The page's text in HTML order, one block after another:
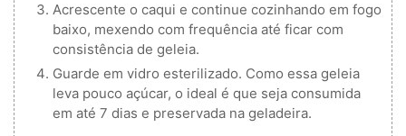
Acrescente o caqui e continue cozinhando em fogo
baixo, mexendo com frequência até ficar com
consistência de geleia.
Guarde em vidro esterilizado. Como essa geleia
leva pouco açúcar, o ideal é que seja consumida
em até 7 dias e preservada na geladeira.